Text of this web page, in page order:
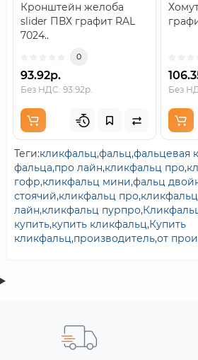
Кронштейн желоба
slider ПВХ графит RAL
7024..
0
93.92р.
Без НДС: 93.92р. Без
Теги:кликфальц,фальц,фальцевая
фальца,про лайн,кликфальц про,
гофр,кликфальц мини,фальц
стоячий,кликфальц про,
лайн,кликфальц пурпро,
купить,купить кликфальц,Купить
кликфальц,производитель,от